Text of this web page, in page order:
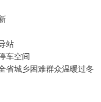
站
车空间
省城乡困难群众温暖过冬